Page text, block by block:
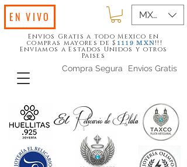
Envios Gratis
Compra Segura
Envios Gratis a todo Mexico en
compras mayores de $ 1119 MXN!!!
Enviamos a Estados Unidos y otros
Paises
MXN ($)
EN VIVO